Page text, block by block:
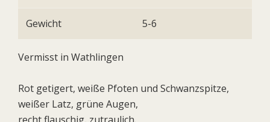
Gewicht 5-6
Vermisst in Wathlingen
Rot getigert, weiße Pfoten und Schwanzspitze,
weißer Latz, grüne Augen,